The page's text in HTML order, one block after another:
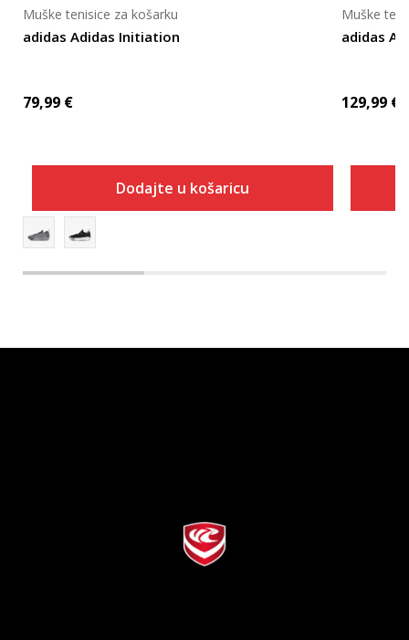
adidas Adidas Initiation
Muške tenisice za košarku
79,99 €
Dodajte u košaricu
adidas
Muške
129,99 €